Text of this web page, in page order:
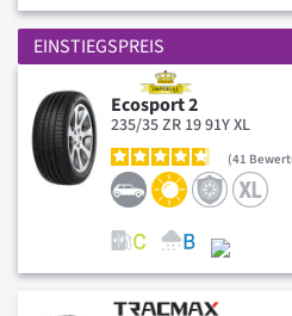
EINSTIEGSPREIS
Ecosport 2
235/35 ZR 19 91Y XL
41